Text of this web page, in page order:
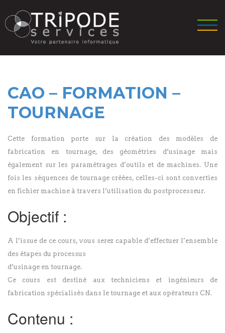
CAO – FORMATION –
TOURNAGE
Cette formation porte sur la création des modèles de
fabrication en tournage, des géométries d’usinage mais
également sur les paramétrages d’outils et de machines. Une
fois les séquences de tournage créées, celles-ci sont converties
en fichier machine à travers l’utilisation du postprocesseur.
Objectif :
A l’issue de ce cours, vous serez capable d’effectuer l’ensemble
des étapes du processus
d’usinage en tournage.
Ce cours est destiné aux techniciens et ingénieurs de
fabrication spécialisés dans le tournage et aux opérateurs CN.
Contenu :